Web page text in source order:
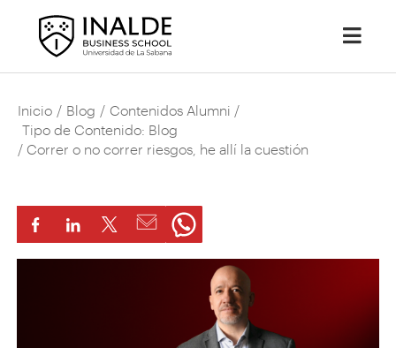
Inicio / Blog / Contenidos Alumni /
Tipo de Contenido: Blog
/ Correr o no correr riesgos, he allí la cuestión